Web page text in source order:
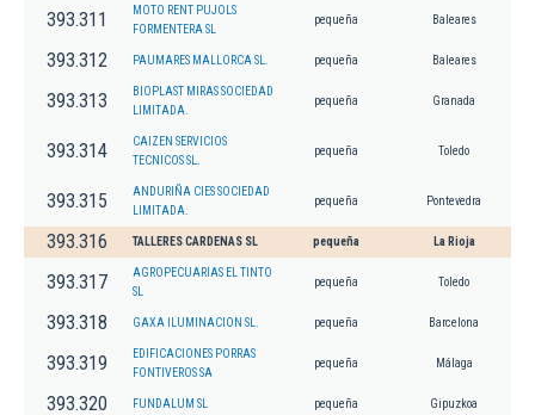
393.311
MOTO RENT PUJOLS
FORMENTERA SL
pequeña Baleares
393.312 PAUMARES MALLORCA SL. pequeña Baleares
393.313
BIOPLAST MIRAS SOCIEDAD
LIMITADA.
pequeña Granada
393.314
CAIZEN SERVICIOS
TECNICOS SL.
pequeña Toledo
393.315
ANDURIÑA CIES SOCIEDAD
LIMITADA.
pequeña Pontevedra
393.316 TALLERES CARDENAS SL pequeña La Rioja
393.317
AGROPECUARIAS EL TINTO
SL
pequeña Toledo
393.318 GAXA ILUMINACION SL. pequeña Barcelona
393.319
EDIFICACIONES PORRAS
FONTIVEROS SA
pequeña Málaga
393.320 FUNDALUM SL pequeña Gipuzkoa